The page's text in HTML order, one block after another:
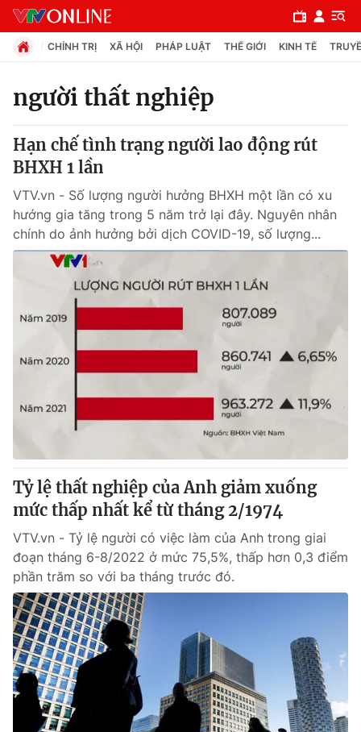
Chuyên mục
Chính trị
Xã hội
Pháp luật
Thế giới đó đây
Thị trường
Góc doanh nghiệp
Truyền hình
Hậu trường
Nhân vật
Khán giả
Giải sao mai
Giải trí
Điện ảnh
Âm nhạc
Sao
Đời sống
Du lịch
Làm đẹp
Chất lượng cuộc sống
Giáo dục
Tuyển sinh
Học trực tuyến
Công nghệ
Hitech Công nghệ tương lai
Giao lưu trực tuyến
CHÍNH TRỊ XÃ HỘI PHÁP LUẬT THẾ GIỚI KINH TẾ
người thất nghiệp
Hạn chế tình trạng người lao động rút
BHXH 1 lần
VTV.vn - Số lượng người hưởng BHXH một lần có xu
hướng gia tăng trong 5 năm trở lại đây. Nguyên nhân
chính do ảnh hưởng bởi dịch COVID-19, số lượng...
Tỷ lệ thất nghiệp của Anh giảm xuống
mức thấp nhất kể từ tháng 2/1974
VTV.vn - Tỷ lệ người có việc làm của Anh trong giai
đoạn tháng 6-8/2022 ở mức 75,5%, thấp hơn 0,3 điểm
phần trăm so với ba tháng trước đó.